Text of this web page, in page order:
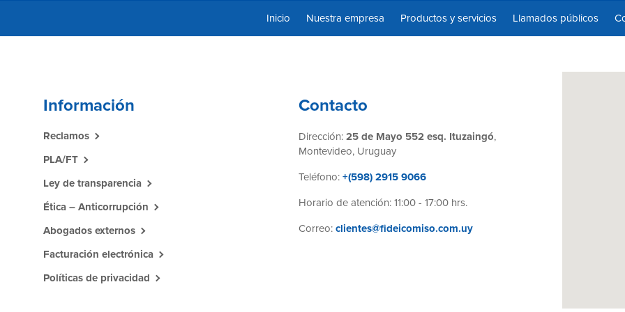
Inicio Nuestra empresa Productos y servicios Llamados públicos
Información
Reclamos
PLA/FT
Ley de transparencia
Ética – Anticorrupción
Abogados externos
Facturación electrónica
Políticas de privacidad
Contacto
Dirección: 25 de Mayo 552 esq. Ituzaingó,
Montevideo, Uruguay
Teléfono: +(598) 2915 9066
Horario de atención: 11:00 - 17:00 hrs.
Correo: clientes@fideicomiso.com.uy